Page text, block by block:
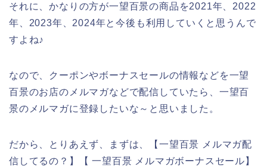
それに、かなりの方が一望百景の商品を2021年、2022
年、2023年、2024年と今後も利用していくと思うんで
すよね♪
なので、クーポンやボーナスセールの情報などを一望
百景のお店のメルマガなどで配信していたら、一望百
景のメルマガに登録したいな～と思いました。
だから、とりあえず、まずは、【一望百景 メルマガ配
信してるの？】【 一望百景 メルマガボーナスセール】